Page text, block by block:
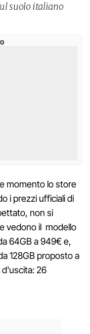
suolo italiano
momento lo store
i prezzi ufficiali di
non si
vedono il modello
64GB a 949€ e,
128GB proposto a
d'uscita: 26